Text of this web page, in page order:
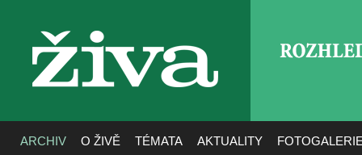
živa
ARCHIV O ŽIVĚ TÉMATA AKTUALITY